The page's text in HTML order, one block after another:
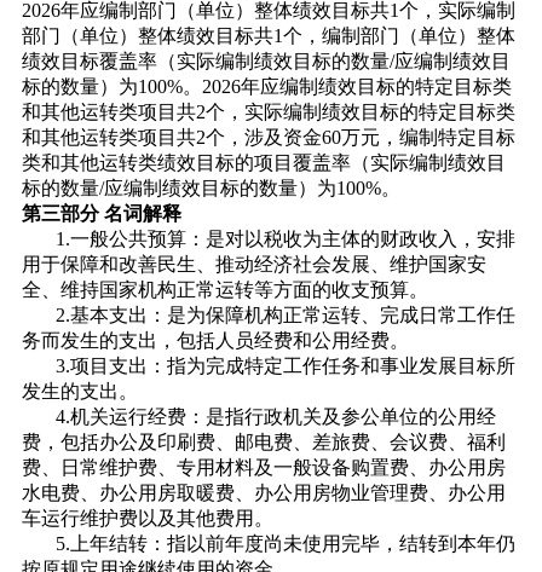
2026年应编制部门（单位）整体绩效目标共1个，实际编制
部门（单位）整体绩效目标共1个，编制部门（单位）整体
绩效目标覆盖率（实际编制绩效目标的数量/应编制绩效目
标的数量）为100%。2026年应编制绩效目标的特定目标类
和其他运转类项目共2个，实际编制绩效目标的特定目标类
和其他运转类项目共2个，涉及资金60万元，编制特定目标
类和其他运转类绩效目标的项目覆盖率（实际编制绩效目
标的数量/应编制绩效目标的数量）为100%。
第三部分 名词解释
1.一般公共预算：是对以税收为主体的财政收入，安排
用于保障和改善民生、推动经济社会发展、维护国家安
全、维持国家机构正常运转等方面的收支预算。
2.基本支出：是为保障机构正常运转、完成日常工作任
务而发生的支出，包括人员经费和公用经费。
3.项目支出：指为完成特定工作任务和事业发展目标所
发生的支出。
4.机关运行经费：是指行政机关及参公单位的公用经
费，包括办公及印刷费、邮电费、差旅费、会议费、福利
费、日常维护费、专用材料及一般设备购置费、办公用房
水电费、办公用房取暖费、办公用房物业管理费、办公用
车运行维护费以及其他费用。
5.上年结转：指以前年度尚未使用完毕，结转到本年仍